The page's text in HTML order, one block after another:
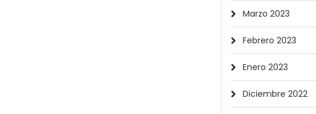
Marzo 2023
Febrero 2023
Enero 2023
Diciembre 2022